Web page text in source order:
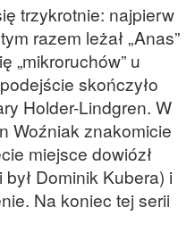
trzykrotnie: najpierw
razem leżał „Anas”
„mikroruchów” u
skończyło
Holder-Lindgren. W
Woźniak znakomicie
miejsce dowiózł
Dominik Kubera) i
Na koniec tej serii